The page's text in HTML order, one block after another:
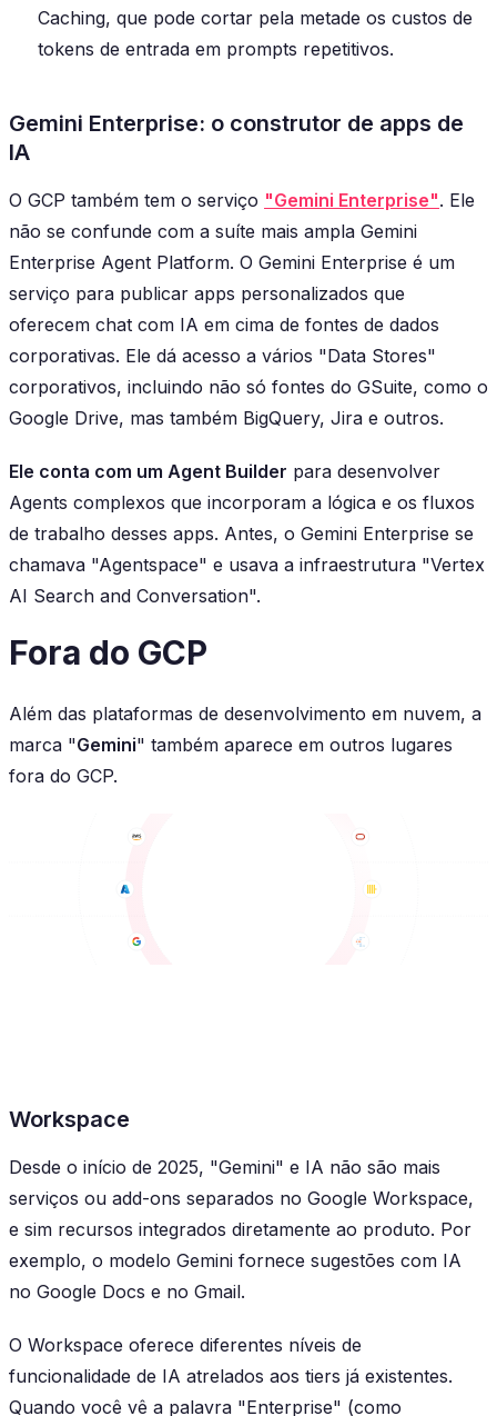
Caching, que pode cortar pela metade os custos de
tokens de entrada em prompts repetitivos.
Gemini Enterprise: o construtor de apps de
IA
O GCP também tem o serviço "Gemini Enterprise". Ele
não se confunde com a suíte mais ampla Gemini
Enterprise Agent Platform. O Gemini Enterprise é um
serviço para publicar apps personalizados que
oferecem chat com IA em cima de fontes de dados
corporativas. Ele dá acesso a vários "Data Stores"
corporativos, incluindo não só fontes do GSuite, como o
Google Drive, mas também BigQuery, Jira e outros.
Ele conta com um Agent Builder para desenvolver
Agents complexos que incorporam a lógica e os fluxos
de trabalho desses apps. Antes, o Gemini Enterprise se
chamava "Agentspace" e usava a infraestrutura "Vertex
AI Search and Conversation".
Fora do GCP
Além das plataformas de desenvolvimento em nuvem, a
marca "Gemini" também aparece em outros lugares
fora do GCP.
Workspace
Desde o início de 2025, "Gemini" e IA não são mais
serviços ou add-ons separados no Google Workspace,
e sim recursos integrados diretamente ao produto. Por
exemplo, o modelo Gemini fornece sugestões com IA
no Google Docs e no Gmail.
O Workspace oferece diferentes níveis de
funcionalidade de IA atrelados aos tiers já existentes.
Quando você vê a palavra "Enterprise" (como